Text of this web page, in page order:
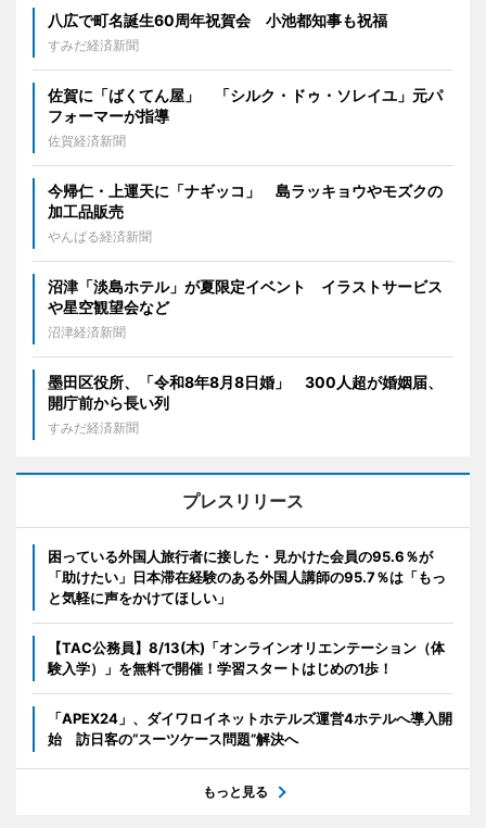
八広で町名誕生60周年祝賀会 小池都知事も祝福
すみだ経済新聞
佐賀に「ばくてん屋」 「シルク・ドゥ・ソレイユ」元パ
フォーマーが指導
佐賀経済新聞
今帰仁・上運天に「ナギッコ」 島ラッキョウやモズクの
加工品販売
やんばる経済新聞
沼津「淡島ホテル」が夏限定イベント イラストサービス
や星空観望会など
沼津経済新聞
墨田区役所、「令和8年8月8日婚」 300人超が婚姻届、
開庁前から長い列
すみだ経済新聞
プレスリリース
困っている外国人旅行者に接した・見かけた会員の95.6％が
「助けたい」日本滞在経験のある外国人講師の95.7％は「もっ
と気軽に声をかけてほしい」
【TAC公務員】8/13(木)「オンラインオリエンテーション（体
験入学）」を無料で開催！学習スタートはじめの1歩！
「APEX24」、ダイワロイネットホテルズ運営4ホテルへ導入開
始 訪日客の“スーツケース問題”解決へ
もっと見る